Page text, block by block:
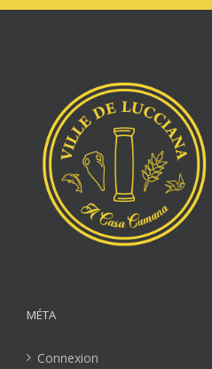
MÉTA
Connexion